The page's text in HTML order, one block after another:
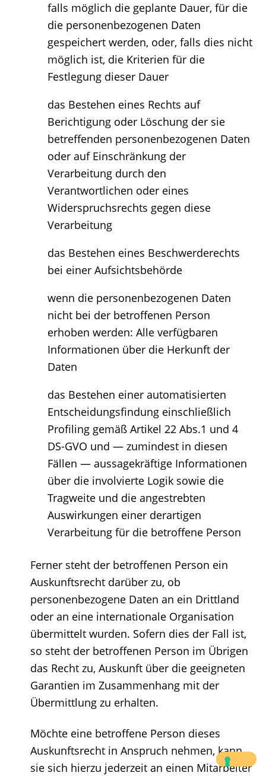
falls möglich die geplante Dauer, für die
die personenbezogenen Daten
gespeichert werden, oder, falls dies nicht
möglich ist, die Kriterien für die
Festlegung dieser Dauer
das Bestehen eines Rechts auf
Berichtigung oder Löschung der sie
betreffenden personenbezogenen Daten
oder auf Einschränkung der
Verarbeitung durch den
Verantwortlichen oder eines
Widerspruchsrechts gegen diese
Verarbeitung
das Bestehen eines Beschwerderechts
bei einer Aufsichtsbehörde
wenn die personenbezogenen Daten
nicht bei der betroffenen Person
erhoben werden: Alle verfügbaren
Informationen über die Herkunft der
Daten
das Bestehen einer automatisierten
Entscheidungsfindung einschließlich
Profiling gemäß Artikel 22 Abs.1 und 4
DS-GVO und — zumindest in diesen
Fällen — aussagekräftige Informationen
über die involvierte Logik sowie die
Tragweite und die angestrebten
Auswirkungen einer derartigen
Verarbeitung für die betroffene Person
Ferner steht der betroffenen Person ein
Auskunftsrecht darüber zu, ob
personenbezogene Daten an ein Drittland
oder an eine internationale Organisation
übermittelt wurden. Sofern dies der Fall ist,
so steht der betroffenen Person im Übrigen
das Recht zu, Auskunft über die geeigneten
Garantien im Zusammenhang mit der
Übermittlung zu erhalten.
Möchte eine betroffene Person dieses
Auskunftsrecht in Anspruch nehmen, kann
sie sich hierzu jederzeit an einen Mitarbeiter